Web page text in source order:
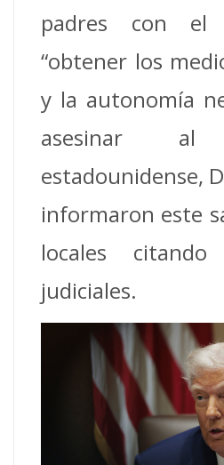
padres con el
“obtener los
y la autonomía
asesinar al
estadounidense,
informaron este
locales citando
judiciales.